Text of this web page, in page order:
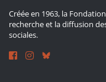
Créée en 1963, la
recherche et la diffusion
sociales.